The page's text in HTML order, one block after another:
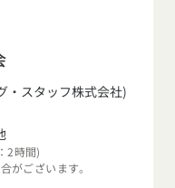
・スタッフ株式会社)
2時間)
がございます。